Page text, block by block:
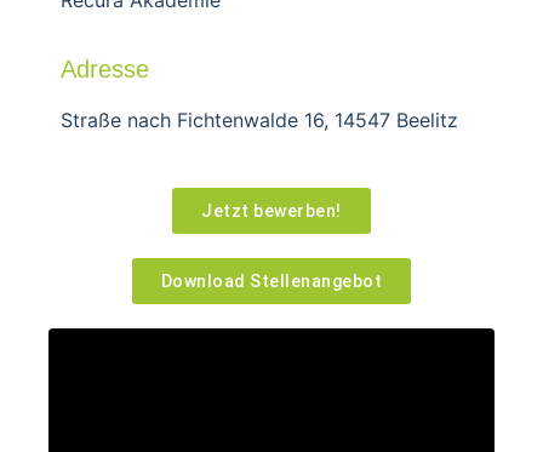
Adresse
Straße nach Fichtenwalde 16, 14547 Beelitz
Jetzt bewerben!
Download Stellenangebot